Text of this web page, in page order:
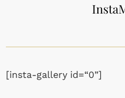
[insta-gallery id=“0”]